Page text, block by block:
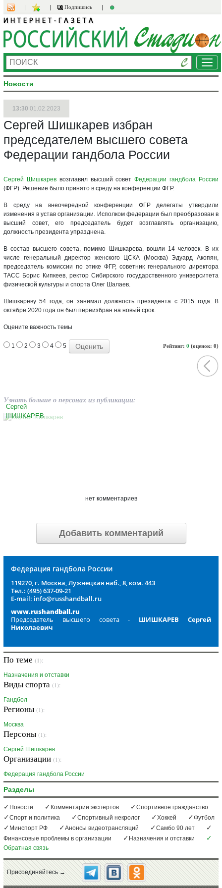
Подпишись
Новости
13:30 01.02.2023
Сергей Шишкарев избран
председателем высшего совета
Федерации гандбола России
Сергей Шишкареввозглавил высший советФедерации гандбола России
(ФГР). Решение было принято в среду на конференции ФГР.
В среду на внеочередной конференции ФГР делегаты утвердили
изменения в устав организации. Исполком федерации был преобразован в
высший совет, его председатель будет возглавлять организацию,
должность президента упразднена.
В состав высшего совета, помимо Шишкарева, вошли 14 человек. В их
числе генеральный директор женского ЦСКА (Москва) Эдуард Акопян,
председатель комиссии по этике ФГР, советник генерального директора
ТАСС Борис Кипкеев, ректор Сибирского государственного университета
физической культуры и спорта Олег Шалаев.
Шишкареву 54 года, он занимал должность президента с 2015 года. В
октябре 2020 года он был переизбран на новый срок.
Оцените важность темы
Рейтинг: 0 (оценок: 0)
1 2 3 4 5
Узнать больше о персонах из публикации:
Сергей
ШИШКАРЕВ
нет комментариев
Добавить комментарий
Федерация гандбола России
119270, г. Москва, Лужнецкая наб., 8, ком. 443
Тел.: (495) 637-09-21
E-mail: info@russhandball.ru
www.rushandball.ru
Председатель высшего совета - ШИШКАРЕВ Сергей
Николаевич
По теме (1):
Назначения и отставки
Виды спорта (1):
Гандбол
Регионы (1):
Москва
Персоны (1):
Сергей Шишкарев
Организации (1):
Федерация гандбола России
Разделы
Новости Комментарии экспертов
Спортивное гражданство
Спорт и политика
Спортивный некролог Хоккей
Футбол
Минспорт РФ
Анонсы видеотрансляций
Самбо 90 лет
Финансовые проблемы в организации
Назначения и отставки
Обратная связь
Присоединяйтесь →